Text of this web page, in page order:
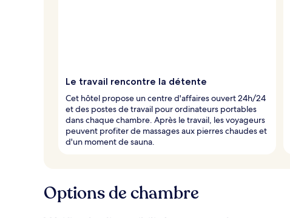
l
e
s
Le travail rencontre la détente
Cet hôtel propose un centre d'affaires ouvert 24h/24
et des postes de travail pour ordinateurs portables
dans chaque chambre. Après le travail, les voyageurs
peuvent profiter de massages aux pierres chaudes et
d'un moment de sauna.
Options de chambre